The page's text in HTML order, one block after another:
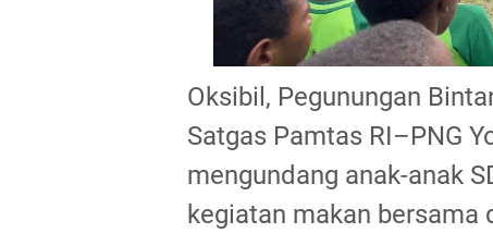
Oksibil, Pegunungan
Satgas Pamtas RI–PNG
mengundang anak-anak
kegiatan makan bersama